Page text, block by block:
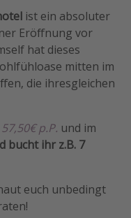
ist ein absoluter
Eröffnung vor
hat dieses
mitten im
die ihresgleichen
p.P. und im
bucht ihr z.B. 7
euch unbedingt